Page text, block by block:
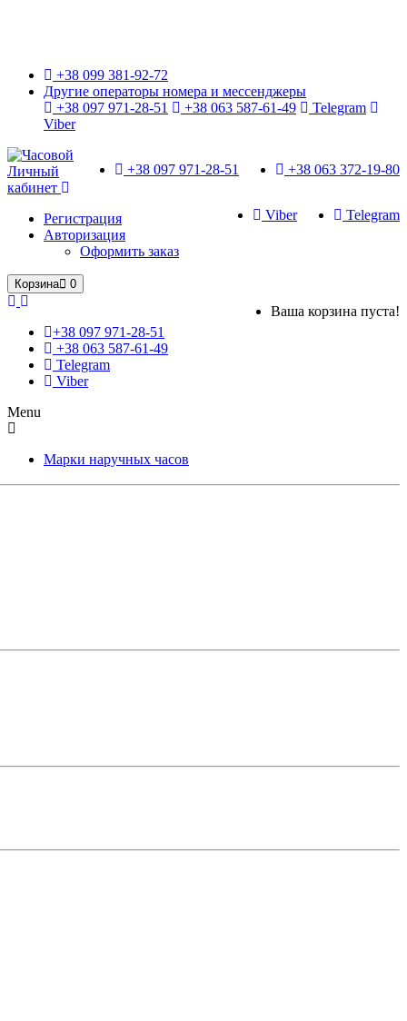
+38 099 381-92-72
Другие операторы номера и мессенджеры
+38 097 971-28-51
+38 063 587-61-49
Telegram
Viber
+38 063 372-19-80
+38 097 971-28-51
Telegram
Viber
Личный
кабинет
Регистрация
Авторизация
Оформить заказ
Корзина 0
Ваша корзина пуста!
+38 097 971-28-51
+38 063 587-61-49
Telegram
Viber
Menu
Марки наручных часов